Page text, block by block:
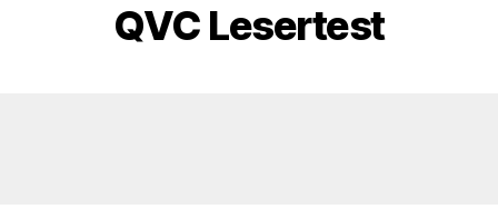
QVC Lesertest